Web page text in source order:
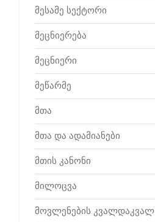
მესამე სექტორი
მეცნიერება
მეცნიერი
მეწარმე
მთა
მთა და ადამიანები
მთის კანონი
მილოცვა
მოვლენების კვალდაკვალ